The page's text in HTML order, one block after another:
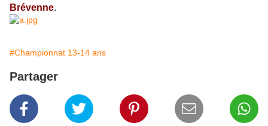
Brévenne.
#Championnat 13-14 ans
Partager